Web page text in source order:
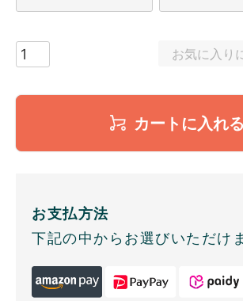
お気に入り
カートに入れる
お支払方法
下記の中からお選びいただけ